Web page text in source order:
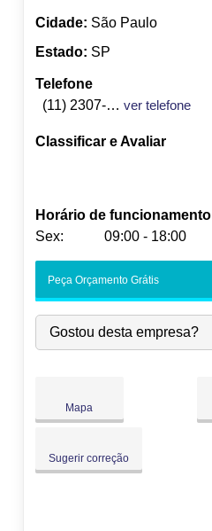
Cidade: São Paulo
Estado: SP
Telefone
(11) 2307-0743
ver telefone
Classificar e Avaliar
Horário de funcionamento
Sex:
09:00 - 18:00
-
Qua:
09:00-18:00
Qui:
09:00-18:00
Peça Orçamento Grátis
Gostou desta empresa?
Mapa
Sugerir correção